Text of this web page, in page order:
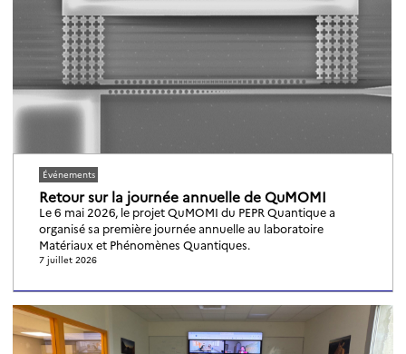
Événements
Retour sur la journée annuelle de QuMOMI
Le 6 mai 2026, le projet QuMOMI du PEPR Quantique a
organisé sa première journée annuelle au laboratoire
Matériaux et Phénomènes Quantiques.
7 juillet 2026